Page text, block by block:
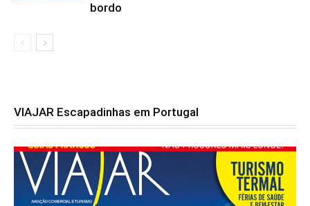
bordo
VIAJAR Escapadinhas em Portugal